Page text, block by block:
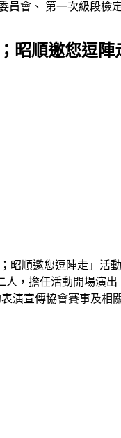
員會、 第一次級段檢
昭順邀您逗陣
昭順邀您逗陣走」活
，擔任活動開場演
演宣傳協會賽事及相